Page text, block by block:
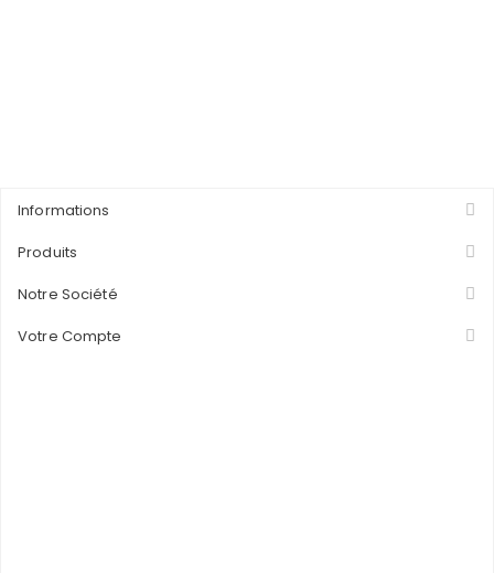
Informations
Produits
Notre Société
Votre Compte